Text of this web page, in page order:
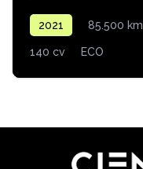
2021 85.500 km
140 cv ECO